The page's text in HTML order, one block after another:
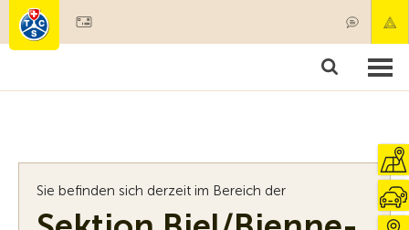
Mitgliedschaft & Leistungen
Sie befinden sich derzeit im Bereich der